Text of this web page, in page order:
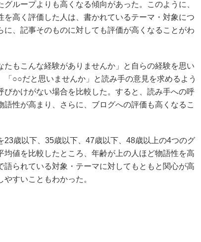
ループよりも高くなる傾向があった。このように、
を高く評価した人は、書かれているテーマ・対象につ
に、記事そのものに対しても評価が高くなることがわ
もこんな経験がありませんか」と自らの経験を思い
「○○だと思いませんか」と読み手の意見を求めるよう
びかけがない場合を比較した。すると、読み手への呼
語性が高まり、さらに、ブログへの評価も高くなるこ
歳以下、35歳以下、47歳以下、48歳以上の4つのグ
均値を比較したところ、年齢が上の人ほど物語性を高
語られている対象・テーマに対してもともと関心が高
すいこともわかった。